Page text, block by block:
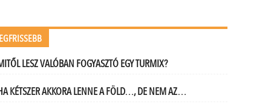
LESZ VALÓBAN FOGYASZTÓ EGY TURMIX?
KÉTSZER AKKORA LENNE A FÖLD…, DE NEM AZ…